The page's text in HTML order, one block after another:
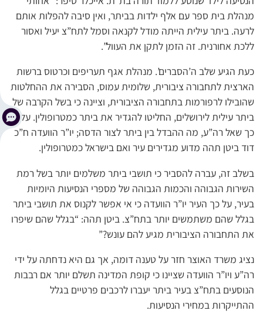
מנהלת בית ספר עם אלף ילדות בביתר, ואין סיבה להפלות אותם
לרעה. ביתר עילית הייתה מודל לקנאה וסמל לתח”צ יעיל ואסור
ללכת אחורנית. זה הזמן לתקן את העוול”.
כעת הגיע שלב ה’הסברים’. מנהלת אגף תעריפים וכרטוס ברשות
הארצית לתחבורה ציבורית, שלומית עמוס, הסבירה את ההחלטות
שהובילו לרפורמות בתחבורה הציבורית, וציינה כי בשל הקרבה של
ביתר עילית לירושלים, החליטו להגדיר את ביתר כמטרופולין. על
כך שאל רה”ע, מה ההבדל בין ביתר לצור הדסה; יו”ר הוועדה ח”כ
דוד ביטן תהה מדוע מגדירים עיר ואם בישראל כמטרופולין.
בשלב זה, עברה להסביר כי תושבי ביתר משלמים יותר בשל רמת
השירות הגבוהה והכמות הגבוהה של מספרי הנסיעות היומיות
בעיר, על כך העיר יו”ר הוועדה כי אי אפשר לקנוס את תושבי ביתר
בגלל שהם משתמשים יותר בתח”צ. ביטן תהה: “בגלל שהם שיפרו
את התחבורה הציבורית מגיע להם עונש?”
נציג משרד האוצר חזר על טענה דומה, אך גם היא נדחתה על ידי
רה”ע ויו”ר הוועדה שציינו כי קופת המדינה תשלם יותר אם רבבות
הנוסעים בתח”צ בעיר ביתר יעברו לרכבים פרטיים בגלל
ההתייקרות במחירי הנסיעות.